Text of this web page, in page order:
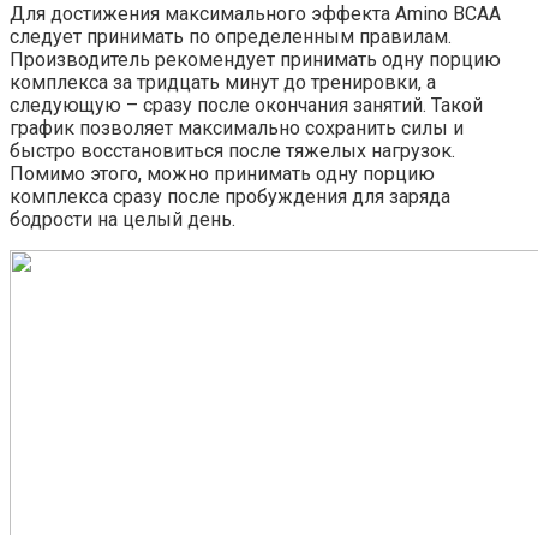
Для достижения максимального эффекта Amino BCAA
следует принимать по определенным правилам.
Производитель рекомендует принимать одну порцию
комплекса за тридцать минут до тренировки, а
следующую – сразу после окончания занятий. Такой
график позволяет максимально сохранить силы и
быстро восстановиться после тяжелых нагрузок.
Помимо этого, можно принимать одну порцию
комплекса сразу после пробуждения для заряда
бодрости на целый день.